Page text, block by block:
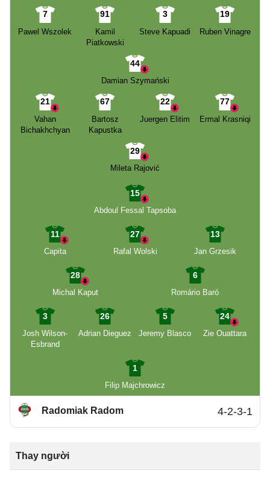
7
Pawel Wszolek
91
Kamil
Piatkowski
3
Steve Kapuadi
19
Ruben Vinagre
44
Damian Szymański
21
Vahan
Bichakhchyan
67
Bartosz
Kapustka
22
Juergen Elitim
77
Ermal Krasniqi
29
Mileta Rajović
15
Abdoul Fessal Tapsoba
11
Capita
27
Rafal Wolski
13
Jan Grzesik
28
Michal Kaput
6
Romário Baró
3
Josh Wilson-
Esbrand
26
Adrian Dieguez
5
Jeremy Blasco
24
Zie Ouattara
1
Filip Majchrowicz
Radomiak Radom 4-2-3-1
Thay người